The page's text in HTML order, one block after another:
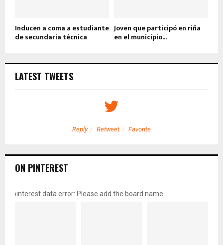
Inducen a coma a estudiante
de secundaria técnica
Joven que participó en riña
en el municipio...
LATEST TWEETS
Reply Retweet Favorite
ON PINTEREST
pinterest data error: Please add the board name